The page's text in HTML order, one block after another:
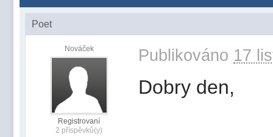
Poet
Nováček
Registrovaní
2 příspěvků(y)
Publikováno 17
Dobry den,